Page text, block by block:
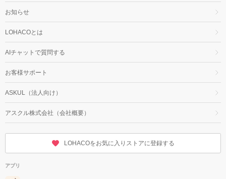
お知らせ
LOHACOとは
AIチャットで質問する
お客様サポート
ASKUL（法人向け）
アスクル株式会社（会社概要）
LOHACOをお気に入りストアに登録する
アプリ